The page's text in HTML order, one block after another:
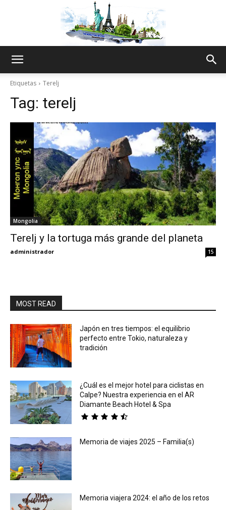
Thru
My
Etiquetas Terelj
Tag: terelj
Mongolia
Terelj y la tortuga más grande del planeta
administrador 15
MOST READ
Japón en tres tiempos: el equilibrio
perfecto entre Tokio, naturaleza y
tradición
¿Cuál es el mejor hotel para ciclistas en
Calpe? Nuestra experiencia en el AR
Diamante Beach Hotel & Spa
Memoria de viajes 2025 – Familia(s)
Memoria viajera 2024: el año de los retos